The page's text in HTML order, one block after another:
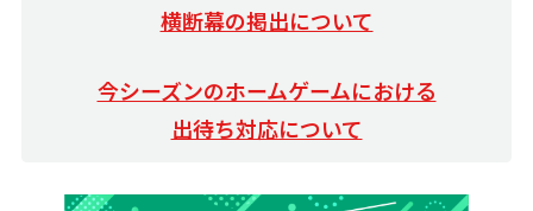
横断幕の掲出について
今シーズンのホームゲームにおける
出待ち対応について